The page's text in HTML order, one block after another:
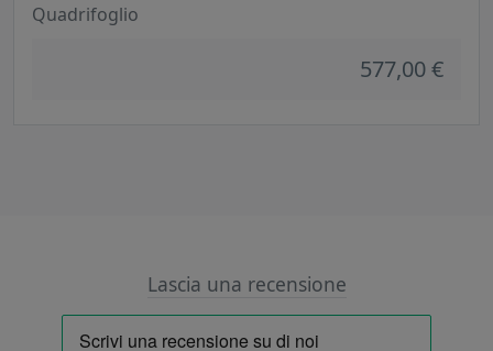
Quadrifoglio
577,00 €
Lascia una recensione